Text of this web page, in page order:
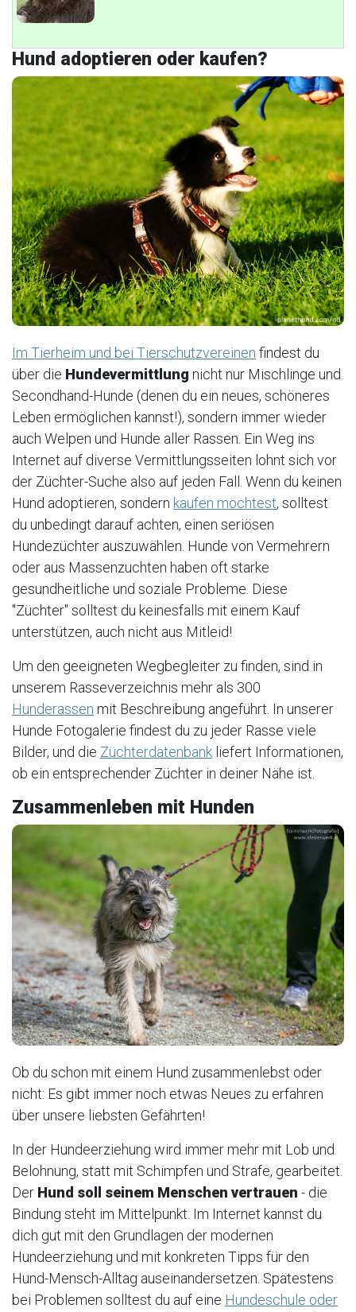
Hund adoptieren oder kaufen?
Im Tierheim und bei Tierschutzvereinen findest du
über die Hundevermittlung nicht nur Mischlinge und
Secondhand-Hunde (denen du ein neues, schöneres
Leben ermöglichen kannst!), sondern immer wieder
auch Welpen und Hunde aller Rassen. Ein Weg ins
Internet auf diverse Vermittlungsseiten lohnt sich vor
der Züchter-Suche also auf jeden Fall. Wenn du keinen
Hund adoptieren, sondern kaufen möchtest, solltest
du unbedingt darauf achten, einen seriösen
Hundezüchter auszuwählen. Hunde von Vermehrern
oder aus Massenzuchten haben oft starke
gesundheitliche und soziale Probleme. Diese
"Züchter" solltest du keinesfalls mit einem Kauf
unterstützen, auch nicht aus Mitleid!
Um den geeigneten Wegbegleiter zu finden, sind in
unserem Rasseverzeichnis mehr als 300
Hunderassen mit Beschreibung angeführt. In unserer
Hunde Fotogalerie findest du zu jeder Rasse viele
Bilder, und die Züchterdatenbank liefert Informationen,
ob ein entsprechender Züchter in deiner Nähe ist.
Zusammenleben mit Hunden
Ob du schon mit einem Hund zusammenlebst oder
nicht: Es gibt immer noch etwas Neues zu erfahren
über unsere liebsten Gefährten!
In der Hundeerziehung wird immer mehr mit Lob und
Belohnung, statt mit Schimpfen und Strafe, gearbeitet.
Der Hund soll seinem Menschen vertrauen - die
Bindung steht im Mittelpunkt. Im Internet kannst du
dich gut mit den Grundlagen der modernen
Hundeerziehung und mit konkreten Tipps für den
Hund-Mensch-Alltag auseinandersetzen. Spätestens
bei Problemen solltest du auf eine Hundeschule oder